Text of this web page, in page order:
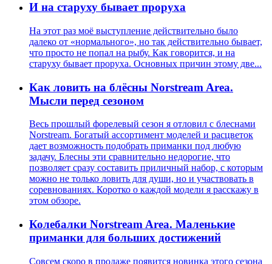
И на старуху бывает проруха
На этот раз моё выступление действительно было
далеко от «нормального», но так действительно бывает,
что просто не попал на рыбу. Как говорится, и на
старуху бывает проруха. Основных причин этому две...
Как ловить на блёсны Norstream Area.
Мысли перед сезоном
Весь прошлый форелевый сезон я отловил с блеснами
Norstream. Богатый ассортимент моделей и расцветок
дает возможность подобрать приманки под любую
задачу. Блесны эти сравнительно недорогие, что
позволяет сразу составить приличный набор, с которым
можно не только ловить для души, но и участвовать в
соревнованиях. Коротко о каждой модели я расскажу в
этом обзоре.
Колебалки Norstream Area. Маленькие
приманки для больших достижений
Совсем скоро в продаже появится новинка этого сезона